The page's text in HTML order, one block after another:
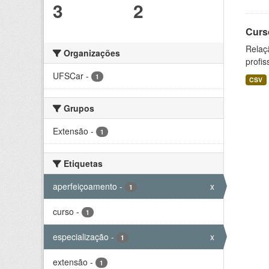
3 2
Organizações
UFSCar - 1
Grupos
Extensão - 1
Etiquetas
aperfeiçoamento - 1 x
curso - 1
especialização - 1 x
extensão - 1
CSV